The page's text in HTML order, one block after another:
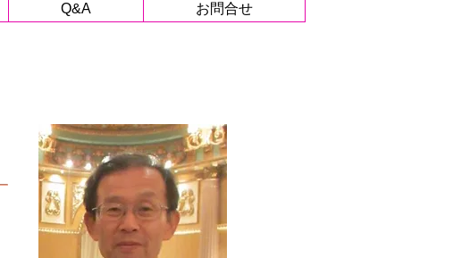
Q&A お問合せ